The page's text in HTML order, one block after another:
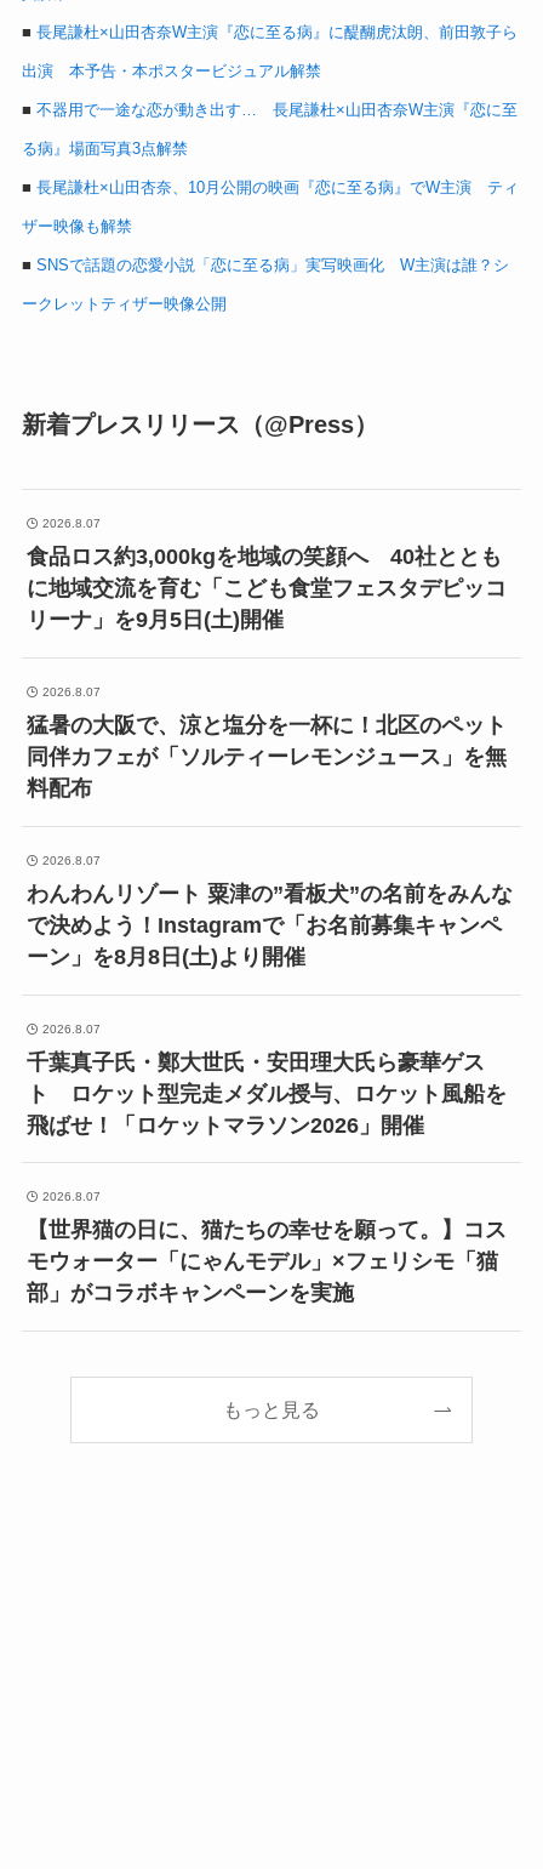
■ 長尾謙杜×山田杏奈W主演『恋に至る病』に醍醐虎汰朗、前田敦子ら
出演 本予告・本ポスタービジュアル解禁
■ 不器用で一途な恋が動き出す… 長尾謙杜×山田杏奈W主演『恋に至
る病』場面写真3点解禁
■ 長尾謙杜×山田杏奈、10月公開の映画『恋に至る病』でW主演 ティ
ザー映像も解禁
■ SNSで話題の恋愛小説「恋に至る病」実写映画化 W主演は誰？シ
ークレットティザー映像公開
新着プレスリリース（@Press）
2026.8.07
食品ロス約3,000kgを地域の笑顔へ 40社ととも
に地域交流を育む「こども食堂フェスタデピッコ
リーナ」を9月5日(土)開催
2026.8.07
猛暑の大阪で、涼と塩分を一杯に！北区のペット
同伴カフェが「ソルティーレモンジュース」を無
料配布
2026.8.07
わんわんリゾート 粟津の”看板犬”の名前をみんな
で決めよう！Instagramで「お名前募集キャンペ
ーン」を8月8日(土)より開催
2026.8.07
千葉真子氏・鄭大世氏・安田理大氏ら豪華ゲス
ト ロケット型完走メダル授与、ロケット風船を
飛ばせ！「ロケットマラソン2026」開催
2026.8.07
【世界猫の日に、猫たちの幸せを願って。】コス
モウォーター「にゃんモデル」×フェリシモ「猫
部」がコラボキャンペーンを実施
もっと見る